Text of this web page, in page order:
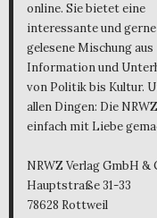
online. Sie bietet eine
interessante und gerne
gelesene Mischung aus
Information und
von Politik bis Kultur.
allen Dingen: Die
einfach mit Liebe
NRWZ Verlag GmbH &
Hauptstraße 31-33
78628 Rottweil